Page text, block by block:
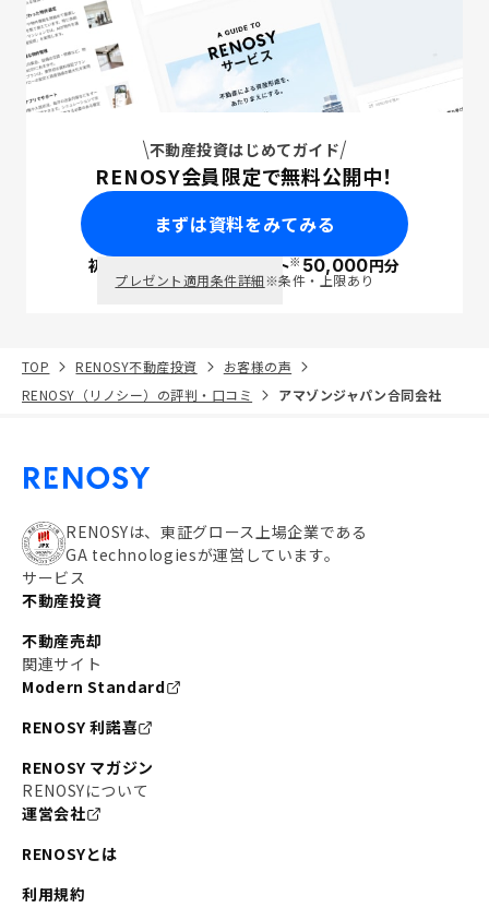
不動産投資はじめてガイド
RENOSY会員限定で無料公開中！
まずは資料をみてみる
初回面談で ポイント※50,000円分
プレゼント適用条件詳細※条件・上限あり
TOP RENOSY不動産投資
お客様の声
RENOSY（リノシー）の評判・口コミ
アマゾンジャパン合同会社
RENOSYは、東証グロース上場企業である
GA technologiesが運営しています。
サービス
不動産投資
不動産売却
関連サイト
Modern Standard
RENOSY 利諾喜
RENOSY マガジン
RENOSYについて
運営会社
RENOSYとは
利用規約